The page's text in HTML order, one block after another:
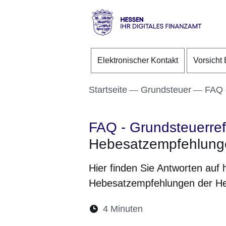
Direkt zum Kopf der
Direkt zum Inhalt
Direkt zum Fuß der
Ihr
Finanzamt
Elektronischer Kontakt Vorsicht
Startseite Grundsteuer FAQ
FAQ -
Hier finden Sie Antworten auf
Hebesatzempfehlungen der
Lesedauer:
4 Minuten